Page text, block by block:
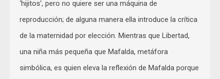
‘hijitos’, pero no quiere ser una máquina de
reproducción; de alguna manera ella introduce la crítica
de la maternidad por elección. Mientras que Libertad,
una niña más pequeña que Mafalda, metáfora
simbólica, es quien eleva la reflexión de Mafalda porque